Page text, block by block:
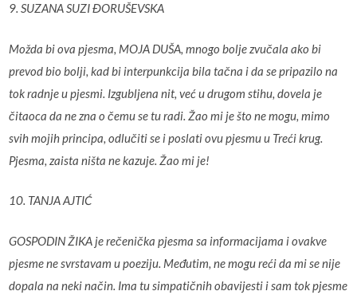
9. SUZANA SUZI ĐORUŠEVSKA
Možda bi ova pjesma, MOJA DUŠA, mnogo bolje zvučala ako bi
prevod bio bolji, kad bi interpunkcija bila tačna i da se pripazilo na
tok radnje u pjesmi. Izgubljena nit, već u drugom stihu, dovela je
čitaoca da ne zna o čemu se tu radi. Žao mi je što ne mogu, mimo
svih mojih principa, odlučiti se i poslati ovu pjesmu u Treći krug.
Pjesma, zaista ništa ne kazuje. Žao mi je!
10. TANJA AJTIĆ
GOSPODIN ŽIKA je rečenička pjesma sa informacijama i ovakve
pjesme ne svrstavam u poeziju. Međutim, ne mogu reći da mi se nije
dopala na neki način. Ima tu simpatičnih obavijesti i sam tok pjesme